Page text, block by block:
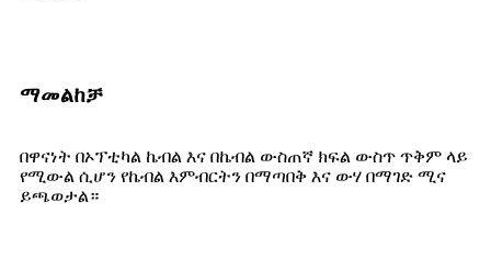
ማመልከቻ
በዋናነት በኦፕቲካል ኬብል እና በኬብል ውስጠኛ ክፍል ውስጥ ጥቅም ላይ
የሚውል ሲሆን የኬብል እምብርትን በማጣበቅ እና ውሃ በማገድ ሚና
ይጫወታል።